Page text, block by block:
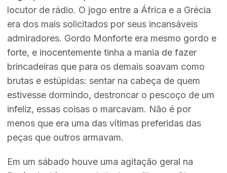
locutor de rádio. O jogo entre a África e a Grécia
era dos mais solicitados por seus incansáveis
admiradores. Gordo Monforte era mesmo gordo e
forte, e inocentemente tinha a mania de fazer
brincadeiras que para os demais soavam como
brutas e estúpidas: sentar na cabeça de quem
estivesse dormindo, destroncar o pescoço de um
infeliz, essas coisas o marcavam. Não é por
menos que era uma das vítimas preferidas das
peças que outros armavam.
Em um sábado houve uma agitação geral na